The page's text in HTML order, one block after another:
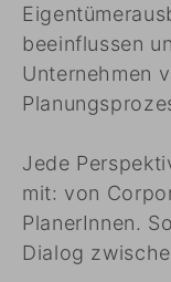
beeinflussen
Unternehmen
Jede
mit: von
PlanerInnen.
Dialog